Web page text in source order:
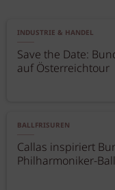
INDUSTRIE & HANDEL
Save the Date:
auf Österreichtour
BALLFRISUREN
Callas inspiriert
Philharmoniker-